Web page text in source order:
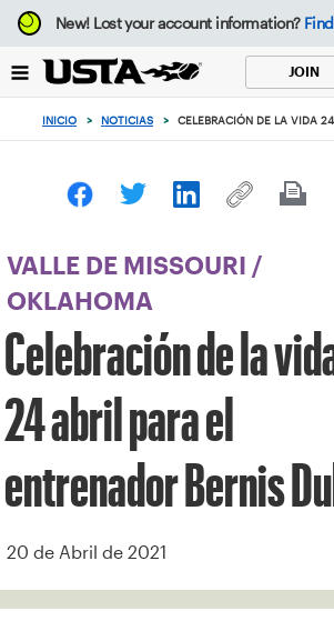
Enfoque
desde
botón
volver
principio
New!Lost your account information?
JOIN
INICIO > NOTICIAS > CELEBRACIÓN DE LA VIDA
VALLE DE MISSOURI
/
OKLAHOMA
Celebración de la
24 abril para el
entrenador Bernis
20 de Abril de 2021